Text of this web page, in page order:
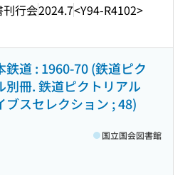
刊行会2024.7<Y94-R4102>
鉄道 : 1960-70 (鉄道ピク
別冊. 鉄道ピクトリアル
ブスセレクション ; 48)
国立国会図書館